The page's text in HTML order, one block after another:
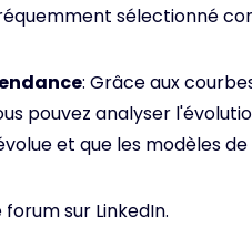
sélectionné
: Grâce aux
pouvez analyser
et que les modèles
forum sur LinkedIn.